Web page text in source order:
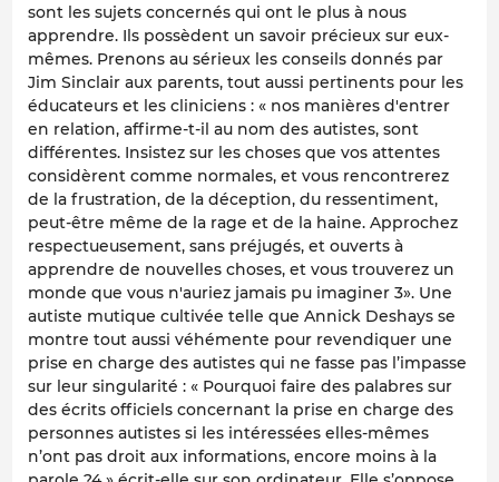
sont les sujets concernés qui ont le plus à nous
apprendre. Ils possèdent un savoir précieux sur eux-
mêmes. Prenons au sérieux les conseils donnés par
Jim Sinclair aux parents, tout aussi pertinents pour les
éducateurs et les cliniciens : « nos manières d'entrer
en relation, affirme-t-il au nom des autistes, sont
différentes. Insistez sur les choses que vos attentes
considèrent comme normales, et vous rencontrerez
de la frustration, de la déception, du ressentiment,
peut-être même de la rage et de la haine. Approchez
respectueusement, sans préjugés, et ouverts à
apprendre de nouvelles choses, et vous trouverez un
monde que vous n'auriez jamais pu imaginer 3». Une
autiste mutique cultivée telle que Annick Deshays se
montre tout aussi véhémente pour revendiquer une
prise en charge des autistes qui ne fasse pas l’impasse
sur leur singularité : « Pourquoi faire des palabres sur
des écrits officiels concernant la prise en charge des
personnes autistes si les intéressées elles-mêmes
n’ont pas droit aux informations, encore moins à la